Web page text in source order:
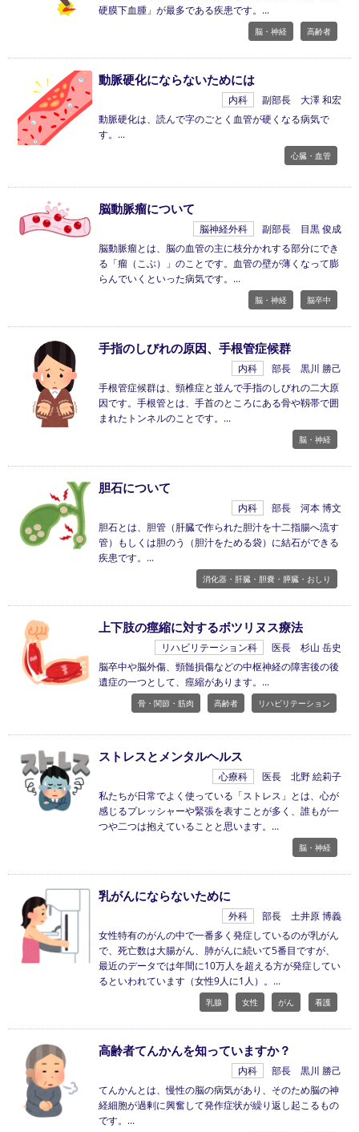
硬膜下血腫」が最多である疾患です。
脳・神経 高齢者
動脈硬化にならないためには
内科
副部長 大澤 和宏
動脈硬化は、読んで字のごとく血管が硬くなる病気で
す。
心臓・血管
脳動脈瘤について
脳神経外科
副部長 目黒 俊成
脳動脈瘤とは、脳の血管の主に枝分かれする部分にでき
る「瘤（こぶ）」のことです。血管の壁が薄くなって膨
らんでいくといった病気です。
脳・神経 脳卒中
手指のしびれの原因、手根管症候群
内科
部長 黒川 勝己
手根管症候群は、頸椎症と並んで手指のしびれの二大原
因です。手根管とは、手首のところにある骨や靱帯で囲
まれたトンネルのことです。
脳・神経
胆石について
内科
部長 河本 博文
胆石とは、胆管（肝臓で作られた胆汁を十二指腸へ流す
管）もしくは胆のう（胆汁をためる袋）に結石ができる
疾患です。
消化器・肝臓・胆嚢・膵臓・おしり
上下肢の痙縮に対するボツリヌス療法
リハビリテーション科
医長 杉山 岳史
脳卒中や脳外傷、頸髄損傷などの中枢神経の障害後の後
遺症の一つとして、痙縮があります。
骨・関節・筋肉 高齢者 リハビリテーション
ストレスとメンタルヘルス
心療科
医長 北野 絵莉子
私たちが日常でよく使っている「ストレス」とは、心が
感じるプレッシャーや緊張を表すことが多く、誰もが一
つや二つは抱えていることと思います。
脳・神経
乳がんにならないために
外科
部長 土井原 博義
女性特有のがんの中で一番多く発症しているのが乳がん
で、死亡数は大腸がん、肺がんに続いて5番目ですが、
最近のデータでは年間に10万人を超える方が発症してい
るといわれています（女性9人に1人）。
乳腺 女性 がん 看護
高齢者てんかんを知っていますか？
内科
部長 黒川 勝己
てんかんとは、慢性の脳の病気があり、そのため脳の神
経細胞が過剰に興奮して発作症状が繰り返し起こるもの
です。